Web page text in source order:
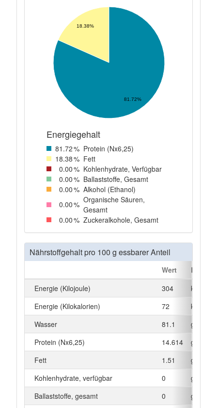
18.38%
81.72%
Energiegehalt
81 .72% Protein (Nx6,25)
18.38% Fett
0.00% Kohlenhydrate, Verfügbar
0.00% Ballaststoffe, Gesamt
0.00% Alkohol (Ethanol)
0.00% Organische Säuren,
Gesamt
0.00% Zuckeralkohole, Gesamt
Nährstoffgehalt pro 100 g essbarer Anteil
Wert
Einheit
Energie (Kilojoule)
304
kJ
Energie (Kilokalorien)
72
kcal
Wasser
81.1
g
Protein (Nx6,25)
14.614
g
Fett
1.51
g
Kohlenhydrate, verfügbar
0
g
Ballaststoffe, gesamt
0
g